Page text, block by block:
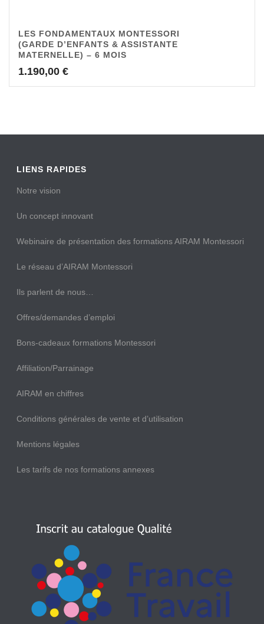
LES FONDAMENTAUX MONTESSORI
(GARDE D’ENFANTS & ASSISTANTE
MATERNELLE) – 6 MOIS
1.190,00 €
LIENS RAPIDES
Notre vision
Un concept innovant
Webinaire de présentation des formations AIRAM Montessori
Le réseau d’AIRAM Montessori
Ils parlent de nous…
Offres/demandes d’emploi
Bons-cadeaux formations Montessori
Affiliation/Parrainage
AIRAM en chiffres
Conditions générales de vente et d’utilisation
Mentions légales
Les tarifs de nos formations annexes